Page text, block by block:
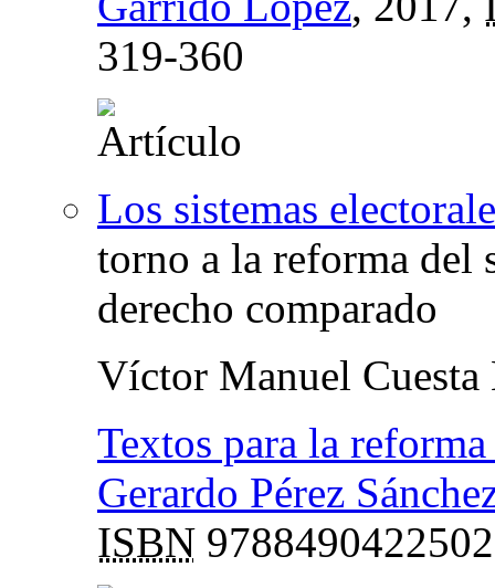
319-360
Los sistemas
torno a la reforma del
derecho comparado
Víctor Manuel Cuesta
Textos para la
Gerardo Pérez
ISBN